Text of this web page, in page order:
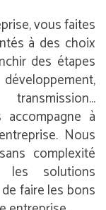
vous faites
à des choix
des étapes
à
Nous
complexité
les solutions
faire les bons